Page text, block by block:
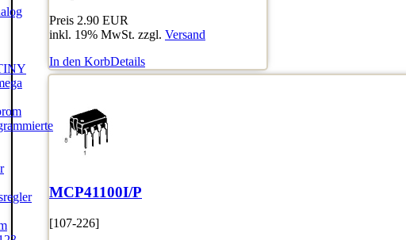
Preis 2.90 EUR
inkl. 19% MwSt. zzgl. Versand
In den KorbDetails
MCP41100I/P
[107-226]